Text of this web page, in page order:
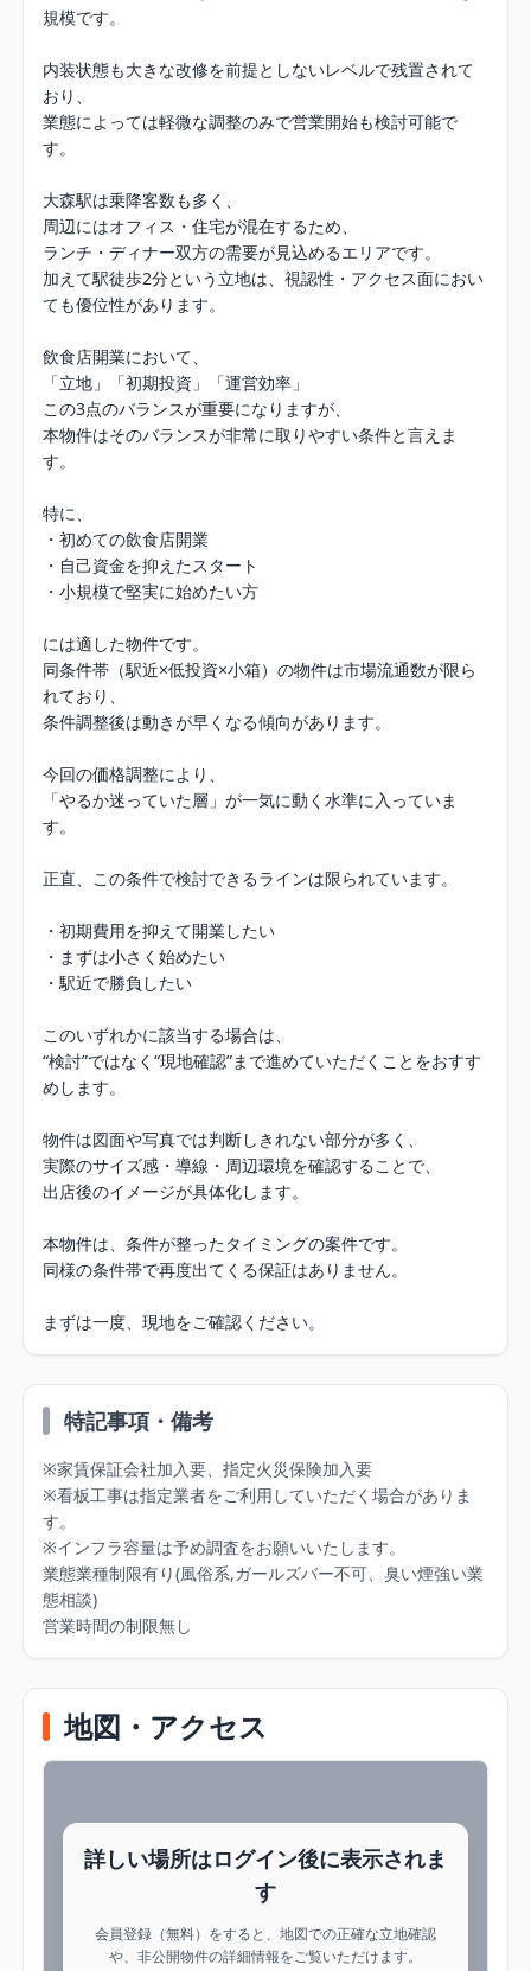
規模です。
内装状態も大きな改修を前提としないレベルで残置されて
おり、
業態によっては軽微な調整のみで営業開始も検討可能で
す。
大森駅は乗降客数も多く、
周辺にはオフィス・住宅が混在するため、
ランチ・ディナー双方の需要が見込めるエリアです。
加えて駅徒歩2分という立地は、視認性・アクセス面におい
ても優位性があります。
飲食店開業において、
「立地」「初期投資」「運営効率」
この3点のバランスが重要になりますが、
本物件はそのバランスが非常に取りやすい条件と言えま
す。
特に、
・初めての飲食店開業
・自己資金を抑えたスタート
・小規模で堅実に始めたい方
には適した物件です。
同条件帯（駅近×低投資×小箱）の物件は市場流通数が限ら
れており、
条件調整後は動きが早くなる傾向があります。
今回の価格調整により、
「やるか迷っていた層」が一気に動く水準に入っていま
す。
正直、この条件で検討できるラインは限られています。
・初期費用を抑えて開業したい
・まずは小さく始めたい
・駅近で勝負したい
このいずれかに該当する場合は、
“検討”ではなく“現地確認”まで進めていただくことをおすす
めします。
物件は図面や写真では判断しきれない部分が多く、
実際のサイズ感・導線・周辺環境を確認することで、
出店後のイメージが具体化します。
本物件は、条件が整ったタイミングの案件です。
同様の条件帯で再度出てくる保証はありません。
まずは一度、現地をご確認ください。
特記事項・備考
※家賃保証会社加入要、指定火災保険加入要
※看板工事は指定業者をご利用していただく場合がありま
す。
※インフラ容量は予め調査をお願いいたします。
業態業種制限有り(風俗系,ガールズバー不可、臭い煙強い業
態相談)
営業時間の制限無し
地図・アクセス
詳しい場所はログイン後に表示されま
す
会員登録（無料）をすると、地図での正確な立地確認
や、非公開物件の詳細情報をご覧いただけます。